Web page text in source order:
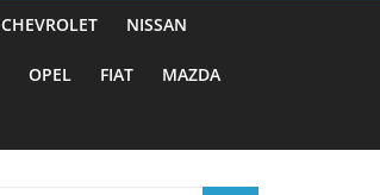
CHEVROLET NISSAN
OPEL FIAT MAZDA